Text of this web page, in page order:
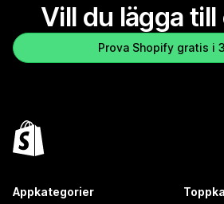
Vill du lägga till
Prova Shopify gratis i
Appkategorier